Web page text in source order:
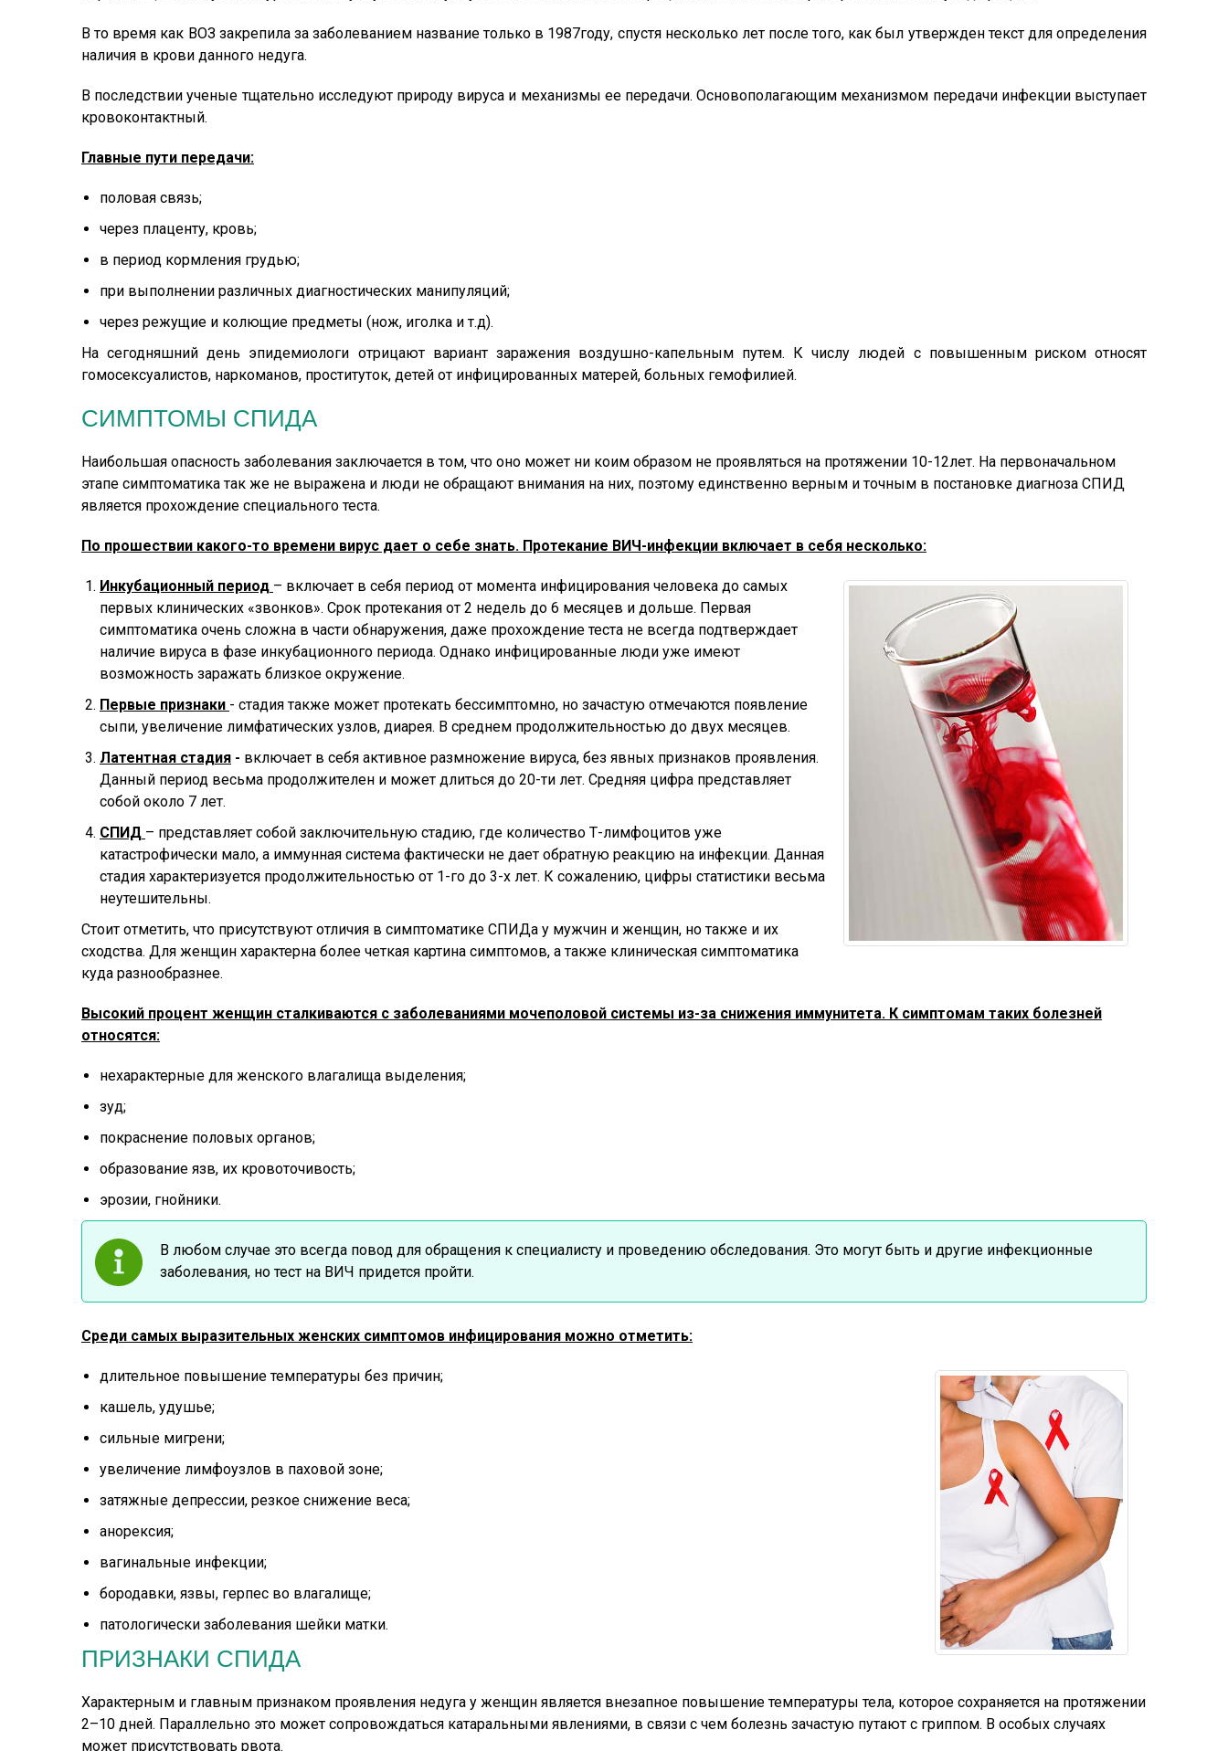
В то время как ВОЗ закрепила за заболеванием название только в 1987году, спустя несколько лет после того, как был утвержден текст для определения
наличия в крови данного недуга.
В последствии ученые тщательно исследуют природу вируса и механизмы ее передачи. Основополагающим механизмом передачи инфекции выступает
кровоконтактный.
Главные пути передачи:
половая связь;
через плаценту, кровь;
в период кормления грудью;
при выполнении различных диагностических манипуляций;
через режущие и колющие предметы (нож, иголка и т.д).
На сегодняшний день эпидемиологи отрицают вариант заражения воздушно-капельным путем. К числу людей с повышенным риском относят
гомосексуалистов, наркоманов, проституток, детей от инфицированных матерей, больных гемофилией.
СИМПТОМЫ СПИДА
Наибольшая опасность заболевания заключается в том, что оно может ни коим образом не проявляться на протяжении 10-12лет. На первоначальном
этапе симптоматика так же не выражена и люди не обращают внимания на них, поэтому единственно верным и точным в постановке диагноза СПИД
является прохождение специального теста.
По прошествии какого-то времени вирус дает о себе знать. Протекание ВИЧ-инфекции включает в себя несколько:
Инкубационный период – включает в себя период от момента инфицирования человека до самых
первых клинических «звонков». Срок протекания от 2 недель до 6 месяцев и дольше. Первая
симптоматика очень сложна в части обнаружения, даже прохождение теста не всегда подтверждает
наличие вируса в фазе инкубационного периода. Однако инфицированные люди уже имеют
возможность заражать близкое окружение.
Первые признаки - стадия также может протекать бессимптомно, но зачастую отмечаются появление
сыпи, увеличение лимфатических узлов, диарея. В среднем продолжительностью до двух месяцев.
Латентная стадия - включает в себя активное размножение вируса, без явных признаков проявления.
Данный период весьма продолжителен и может длиться до 20-ти лет. Средняя цифра представляет
собой около 7 лет.
СПИД – представляет собой заключительную стадию, где количество Т-лимфоцитов уже
катастрофически мало, а иммунная система фактически не дает обратную реакцию на инфекции. Данная
стадия характеризуется продолжительностью от 1-го до 3-х лет. К сожалению, цифры статистики весьма
неутешительны.
Стоит отметить, что присутствуют отличия в симптоматике СПИДа у мужчин и женщин, но также и их
сходства. Для женщин характерна более четкая картина симптомов, а также клиническая симптоматика
куда разнообразнее.
Высокий процент женщин сталкиваются с заболеваниями мочеполовой системы из-за снижения иммунитета. К симптомам таких болезней
относятся:
нехарактерные для женского влагалища выделения;
зуд;
покраснение половых органов;
образование язв, их кровоточивость;
эрозии, гнойники.
В любом случае это всегда повод для обращения к специалисту и проведению обследования. Это могут быть и другие инфекционные
заболевания, но тест на ВИЧ придется пройти.
Среди самых выразительных женских симптомов инфицирования можно отметить:
длительное повышение температуры без причин;
кашель, удушье;
сильные мигрени;
увеличение лимфоузлов в паховой зоне;
затяжные депрессии, резкое снижение веса;
анорексия;
вагинальные инфекции;
бородавки, язвы, герпес во влагалище;
патологически заболевания шейки матки.
ПРИЗНАКИ СПИДА
Характерным и главным признаком проявления недуга у женщин является внезапное повышение температуры тела, которое сохраняется на протяжении
2–10 дней. Параллельно это может сопровождаться катаральными явлениями, в связи с чем болезнь зачастую путают с гриппом. В особых случаях
может присутствовать рвота.